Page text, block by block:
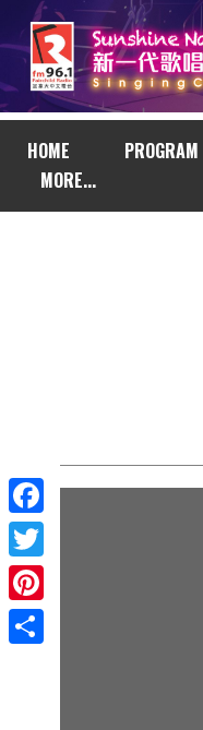
HOME PROGRAM
MORE...
Facebook
Twitter
Pinterest